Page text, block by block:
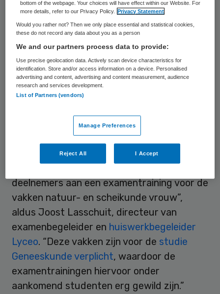
voornamelijk zichtbaar in de sector Zorg en
Welzijn. Sinds 1999 studeren er in
Nederland zelfs meer vrouwen dan mannen;
een trend die zich sindsdien heeft
doorgezet.
Training
De hoge populariteit onder meisjes voor de
studie Geneeskunde vertaalt zich ook in de
aanmeldingscijfers voor examentrainingen.
deelnemers aan een examentraining voor de
vakken natuur- en scheikunde vrouw”,
aldus Joost Lasschuit, directeur van
examenbegeleider en huiswerkbegeleider
Lyceo. “Deze vakken zijn voor de studie
Geneeskunde verplicht, waardoor de
examentrainingen hiervoor onder
aankomend studenten erg gewild zijn.”
bottom of the webpage. Your choices will have effect within our Website. For
more details, refer to our Privacy Policy.
Privacy Statement
Would you rather not? Then we only place essential and statistical cookies,
these do not record any data about you as a person
We and our partners process data to provide:
Use precise geolocation data. Actively scan device characteristics for
identification. Store and/or access information on a device. Personalised
advertising and content, advertising and content measurement, audience
research and services development.
List of Partners (vendors)
Manage Preferences
Reject All I Accept